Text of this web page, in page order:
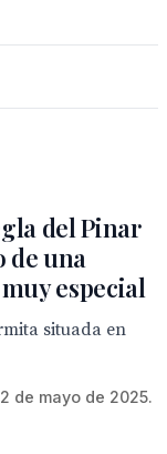
del Pinar
de una
especial
situada en
de mayo de 2025.